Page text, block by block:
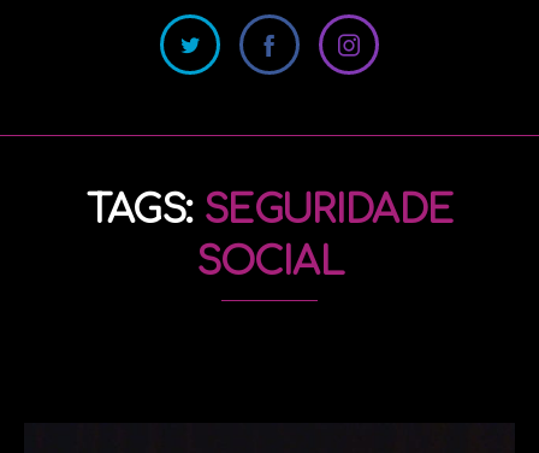
TAGS: SEGURIDADE
SOCIAL